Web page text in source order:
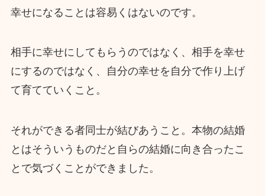
幸せになることは容易くはないのです。
相手に幸せにしてもらうのではなく、相手を幸せ
にするのではなく、自分の幸せを自分で作り上げ
て育てていくこと。
それができる者同士が結びあうこと。本物の結婚
とはそういうものだと自らの結婚に向き合ったこ
とで気づくことができました。